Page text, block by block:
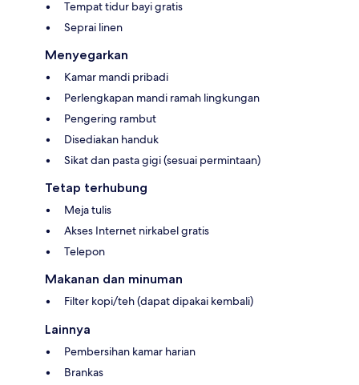
Tempat tidur bayi gratis
Seprai linen
Menyegarkan
Kamar mandi pribadi
Perlengkapan mandi ramah lingkungan
Pengering rambut
Disediakan handuk
Sikat dan pasta gigi (sesuai permintaan)
Tetap terhubung
Meja tulis
Akses Internet nirkabel gratis
Telepon
Makanan dan minuman
Filter kopi/teh (dapat dipakai kembali)
Lainnya
Pembersihan kamar harian
Brankas